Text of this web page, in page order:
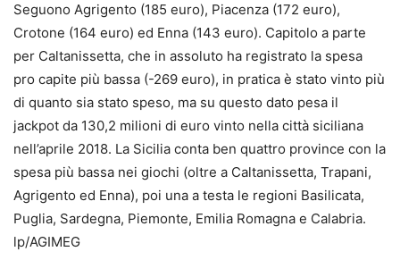
Seguono Agrigento (185 euro), Piacenza (172 euro),
Crotone (164 euro) ed Enna (143 euro). Capitolo a parte
per Caltanissetta, che in assoluto ha registrato la spesa
pro capite più bassa (-269 euro), in pratica è stato vinto più
di quanto sia stato speso, ma su questo dato pesa il
jackpot da 130,2 milioni di euro vinto nella città siciliana
nell’aprile 2018. La Sicilia conta ben quattro province con la
spesa più bassa nei giochi (oltre a Caltanissetta, Trapani,
Agrigento ed Enna), poi una a testa le regioni Basilicata,
Puglia, Sardegna, Piemonte, Emilia Romagna e Calabria.
lp/AGIMEG